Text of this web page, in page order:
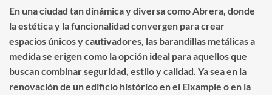
En una ciudad tan dinámica y diversa como Abrera, donde
la estética y la funcionalidad convergen para crear
espacios únicos y cautivadores, las barandillas metálicas a
medida se erigen como la opción ideal para aquellos que
buscan combinar seguridad, estilo y calidad. Ya sea en la
renovación de un edificio histórico en el Eixample o en la